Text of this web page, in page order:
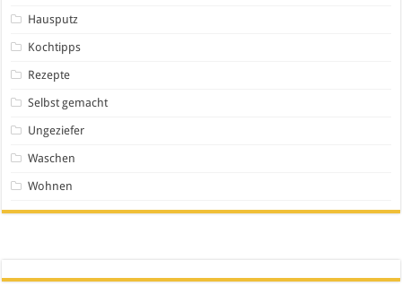
Hausputz
Kochtipps
Rezepte
Selbst gemacht
Ungeziefer
Waschen
Wohnen